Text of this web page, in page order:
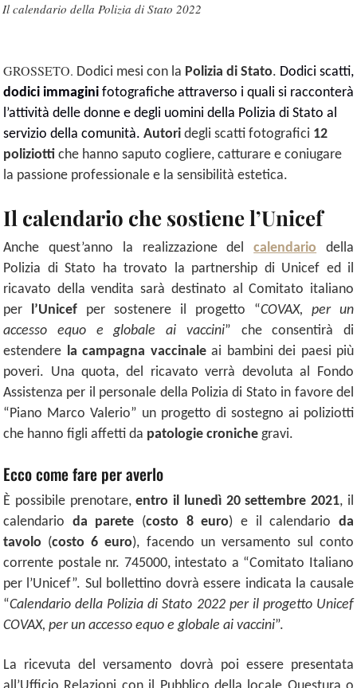
Il calendario della Polizia di Stato 2022
GROSSETO. Dodici mesi con la Polizia di Stato. Dodici scatti,
dodici immagini fotografiche attraverso i quali si racconterà
l’attività delle donne e degli uomini della Polizia di Stato al
servizio della comunità. Autori degli scatti fotografici 12
poliziotti che hanno saputo cogliere, catturare e coniugare
la passione professionale e la sensibilità estetica.
Il calendario che sostiene l’Unicef
Anche quest’anno la realizzazione delcalendario della
Polizia di Stato ha trovato la partnership di Unicef ed il
ricavato della vendita sarà destinato al Comitato italiano
per l’Unicef per sostenere il progetto “COVAX, per un
accesso equo e globale ai vaccini” che consentirà di
estendere la campagna vaccinaleai bambini dei paesi più
poveri. Una quota, del ricavato verrà devoluta al Fondo
Assistenza per il personale della Polizia di Stato in favore del
“Piano Marco Valerio” un progetto di sostegno ai poliziotti
che hanno figli affetti da patologie croniche gravi.
Ecco come fare per averlo
È possibile prenotare,entro il lunedì 20 settembre 2021, il
calendario da parete (costo 8 euro) e il calendarioda
tavolo (costo 6 euro), facendo un versamento sul conto
corrente postale nr. 745000, intestato a “Comitato Italiano
per l’Unicef”. Sul bollettino dovrà essere indicata la causale
“Calendario della Polizia di Stato 2022 per il progetto Unicef
COVAX, per un accesso equo e globale ai vaccini”.
La ricevuta del versamento dovrà poi essere presentata